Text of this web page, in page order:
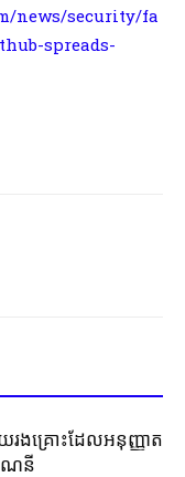
news/security/fa
spreads-
រងគ្រោះដែលអនុញ្ញាត
ណនី